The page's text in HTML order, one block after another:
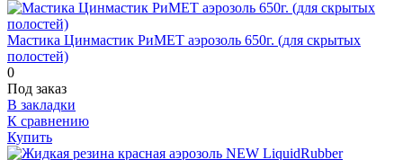
Мастика Цинмастик РиМЕТ аэрозоль 650г. (для скрытых
полостей)
0
Под заказ
В закладки
К сравнению
Купить